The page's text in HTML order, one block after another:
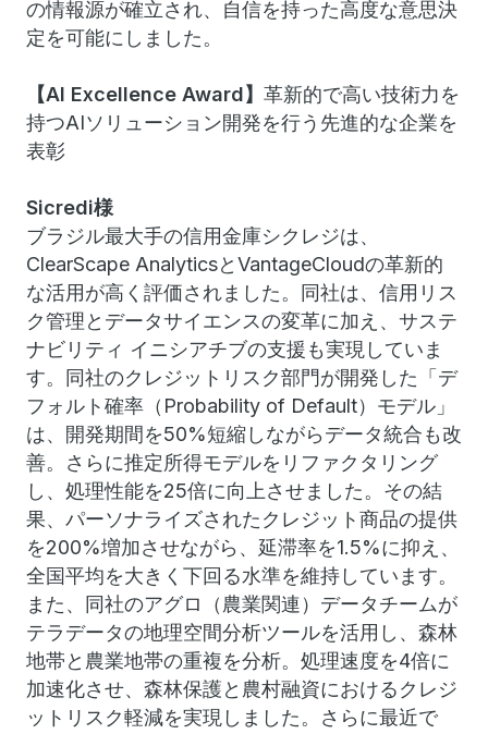
の情報源が確立され、自信を持った高度な意思決
定を可能にしました。
【AI Excellence Award】 革新的で高い技術力を
持つAIソリューション開発を行う先進的な企業を
表彰
Sicredi様
ブラジル最大手の信用金庫シクレジは、
ClearScape AnalyticsとVantageCloudの革新的
な活用が高く評価されました。同社は、信用リス
ク管理とデータサイエンスの変革に加え、サステ
ナビリティ イニシアチブの支援も実現していま
す。同社のクレジットリスク部門が開発した「デ
フォルト確率（Probability of Default）モデル」
は、開発期間を50%短縮しながらデータ統合も改
善。さらに推定所得モデルをリファクタリング
し、処理性能を25倍に向上させました。その結
果、パーソナライズされたクレジット商品の提供
を200%増加させながら、延滞率を1.5%に抑え、
全国平均を大きく下回る水準を維持しています。
また、同社のアグロ（農業関連）データチームが
テラデータの地理空間分析ツールを活用し、森林
地帯と農業地帯の重複を分析。処理速度を4倍に
加速化させ、森林保護と農村融資におけるクレジ
ットリスク軽減を実現しました。さらに最近で